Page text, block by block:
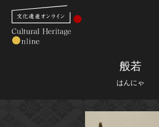
さらに詳細検索
般若
はんにゃ